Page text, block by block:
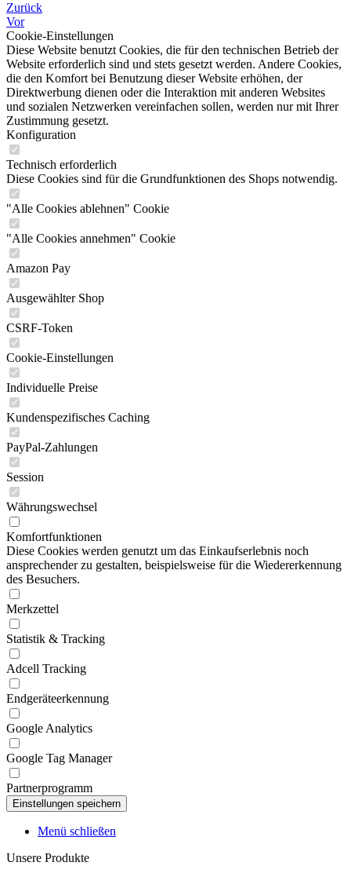
Zurück
Vor
Cookie-Einstellungen
Diese Website benutzt Cookies, die für den technischen Betrieb der
Website erforderlich sind und stets gesetzt werden. Andere Cookies,
die den Komfort bei Benutzung dieser Website erhöhen, der
Direktwerbung dienen oder die Interaktion mit anderen Websites
und sozialen Netzwerken vereinfachen sollen, werden nur mit Ihrer
Zustimmung gesetzt.
Konfiguration
Technisch erforderlich
Diese Cookies sind für die Grundfunktionen des Shops notwendig.
"Alle Cookies ablehnen" Cookie
"Alle Cookies annehmen" Cookie
Amazon Pay
Ausgewählter Shop
CSRF-Token
Cookie-Einstellungen
Individuelle Preise
Kundenspezifisches Caching
PayPal-Zahlungen
Session
Währungswechsel
Komfortfunktionen
Diese Cookies werden genutzt um das Einkaufserlebnis noch
ansprechender zu gestalten, beispielsweise für die Wiedererkennung
des Besuchers.
Merkzettel
Statistik & Tracking
Adcell Tracking
Endgeräteerkennung
Google Analytics
Google Tag Manager
Partnerprogramm
Menü schließen
Unsere Produkte